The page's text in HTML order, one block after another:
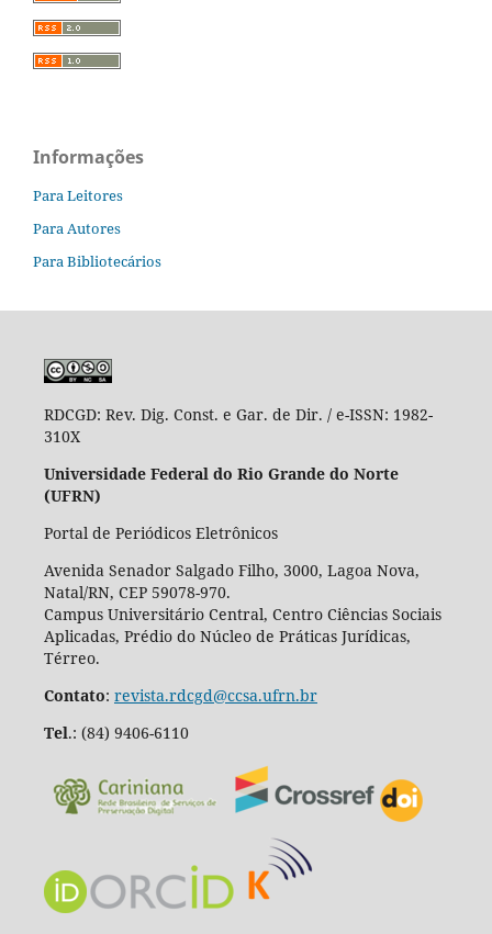
Informações
Para Leitores
Para Autores
Para Bibliotecários
RDCGD: Rev. Dig. Const. e Gar. de Dir. / e-ISSN: 1982-
310X
Universidade Federal do Rio Grande do Norte
(UFRN)
Portal de Periódicos Eletrônicos
Avenida Senador Salgado Filho, 3000, Lagoa Nova,
Natal/RN, CEP 59078-970.
Campus Universitário Central, Centro Ciências Sociais
Aplicadas, Prédio do Núcleo de Práticas Jurídicas,
Térreo.
Contato: revista.rdcgd@ccsa.ufrn.br
Tel.: (84) 9406-6110